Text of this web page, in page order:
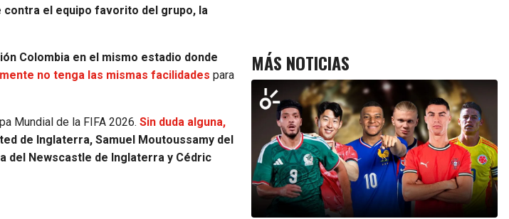
contra el equipo favorito del grupo, la
Colombia en el mismo estadio donde
no tenga las mismas facilidades para
Mundial de la FIFA 2026. Sin duda alguna,
de Inglaterra, Samuel Moutoussamy del
del Newscastle de Inglaterra y Cédric
MÁS NOTICIAS